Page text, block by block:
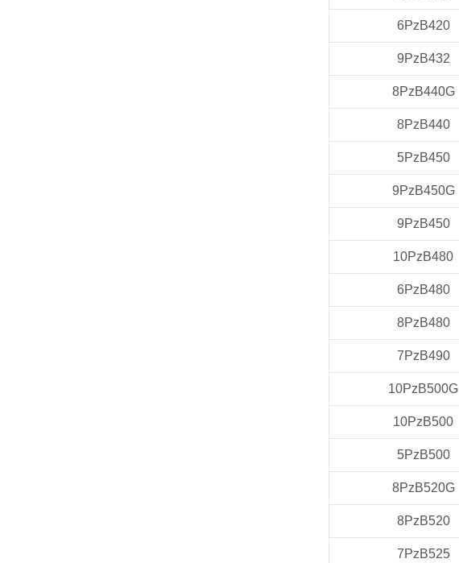
6PzB420
9PzB432
8PzB440G
8PzB440
5PzB450
9PzB450G
9PzB450
10PzB480
6PzB480
8PzB480
7PzB490
10PzB500G
10PzB500
5PzB500
8PzB520G
8PzB520
7PzB525